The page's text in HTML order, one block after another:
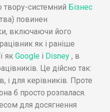
твору-системний Бізнес
повинен
включаючи його
як і раніше
як Google і Disney , в
Це дійсно так:
і для керівників. Проте
б просто розпалася.
для досягнення